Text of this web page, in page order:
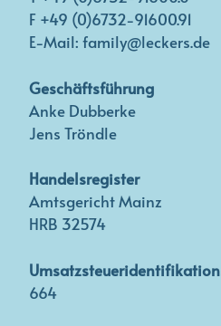
F +49 (0)6732-91600.91
E-Mail: family@leckers.de
Geschäftsführung
Anke Dubberke
Jens Tröndle
Handelsregister
Amtsgericht Mainz
HRB 32574
664